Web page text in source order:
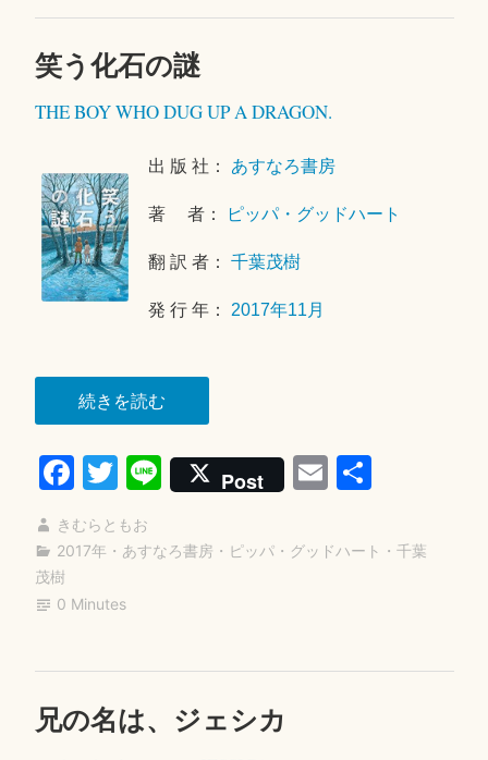
う
を
つ
か
え
ろ！”
笑う化石の謎
THE BOY WHO DUG UP A DRAGON.
出 版 社： あすなろ書房
著 者： ピッパ・グッドハート
翻 訳 者：千葉茂樹
発 行 年： 2017年11月
続きを読む“笑
う
化
石
謎”
Fa
ce
bo
T
wi
tte
Li
ne
Post E
ail
共
きむらともお
2017年 ・ あすなろ書房 ・ ピッパ・グッドハート ・ 千葉
茂樹
2
2
5
月
1
5
日
0 Minutes
兄の名は、ジェシカ